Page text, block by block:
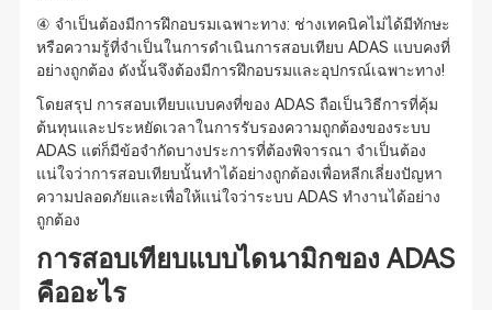
④ จำเป็นต้องมีการฝึกอบรมเฉพาะทาง: ช่างเทคนิคไม่ได้มีทักษะ
หรือความรู้ที่จำเป็นในการดำเนินการสอบเทียบ ADAS แบบคงที่
อย่างถูกต้อง ดังนั้นจึงต้องมีการฝึกอบรมและอุปกรณ์เฉพาะทาง!
โดยสรุป การสอบเทียบแบบคงที่ของ ADAS ถือเป็นวิธีการที่คุ้ม
ต้นทุนและประหยัดเวลาในการรับรองความถูกต้องของระบบ
ADAS แต่ก็มีข้อจำกัดบางประการที่ต้องพิจารณา จำเป็นต้อง
แน่ใจว่าการสอบเทียบนั้นทำได้อย่างถูกต้องเพื่อหลีกเลี่ยงปัญหา
ความปลอดภัยและเพื่อให้แน่ใจว่าระบบ ADAS ทำงานได้อย่าง
ถูกต้อง
การสอบเทียบแบบไดนามิกของ ADAS
คืออะไร